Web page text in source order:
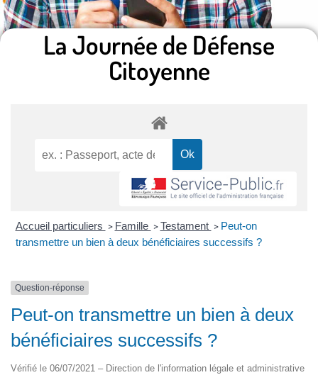
La Journée de Défense
Citoyenne
Accueil particuliers > Famille > Testament > Peut-on
transmettre un bien à deux bénéficiaires successifs ?
Question-réponse
Peut-on transmettre un bien à deux
bénéficiaires successifs ?
Vérifié le 06/07/2021 – Direction de l'information légale et administrative